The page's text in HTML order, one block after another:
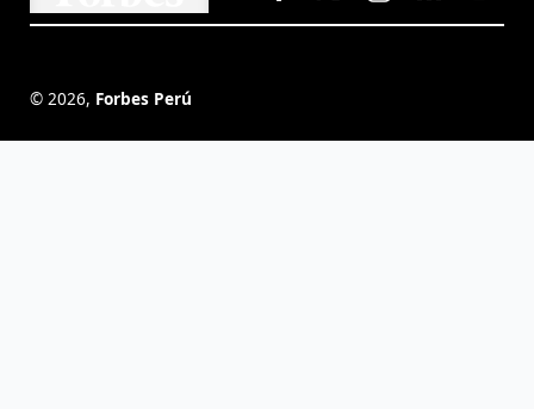
© 2026, Forbes Perú